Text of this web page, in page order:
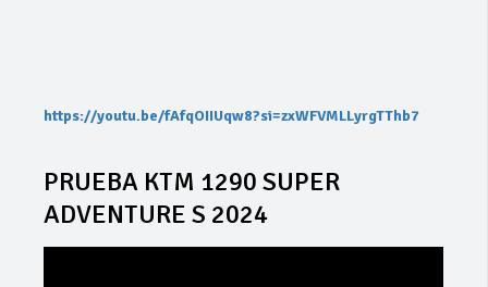
https://youtu.be/fAfqOIIUqw8?si=zxWFVMLLyrgTThb7
PRUEBA KTM 1290 SUPER
ADVENTURE S 2024